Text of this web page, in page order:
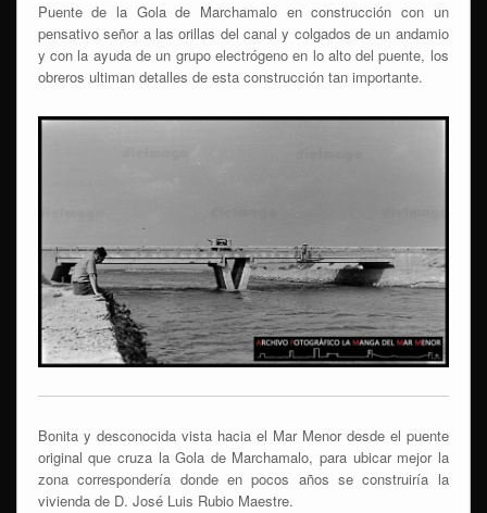
Puente de la Gola de Marchamalo en construcción con un
pensativo señor a las orillas del canal y colgados de un andamio
y con la ayuda de un grupo electrógeno en lo alto del puente, los
obreros ultiman detalles de esta construcción tan importante.
Bonita y desconocida vista hacia el Mar Menor desde el puente
original que cruza la Gola de Marchamalo, para ubicar mejor la
zona correspondería donde en pocos años se construiría la
vivienda de D. José Luis Rubio Maestre.